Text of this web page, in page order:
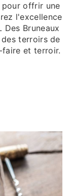
offrir une
l'excellence
Des Bruneaux
terroirs de
faire et terroir.